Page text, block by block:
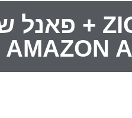
AMAZON